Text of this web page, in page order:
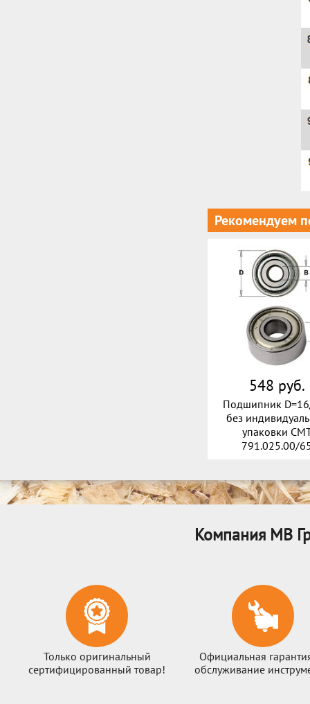
Рекомендуем
548 руб.
Подшипник
без
упаковки
791.025.00/
Компания МВ
Только оригинальный
сертифицированный товар!
Официальная
обслуживание